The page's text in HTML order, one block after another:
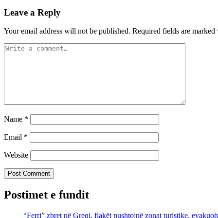
Leave a Reply
Your email address will not be published. Required fields are marked
Name *
Email *
Website
Postimet e fundit
“Ferri” zbret në Greqi, flakët pushtojnë zonat turistike,